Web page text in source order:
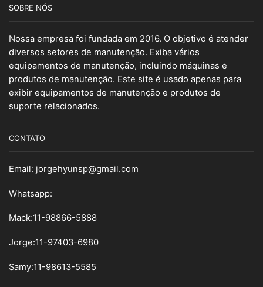
SOBRE NÓS
Nossa empresa foi fundada em 2016. O objetivo é atender
diversos setores de manutenção. Exiba vários
equipamentos de manutenção, incluindo máquinas e
produtos de manutenção. Este site é usado apenas para
exibir equipamentos de manutenção e produtos de
suporte relacionados.
CONTATO
Email: jorgehyunsp@gmail.com
Whatsapp:
Mack:11-98866-5888
Jorge:11-97403-6980
Samy:11-98613-5585